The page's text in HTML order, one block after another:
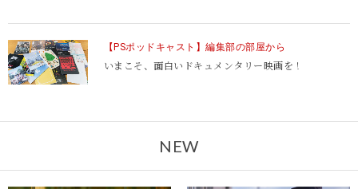
【PSポッドキャスト】編集部の部屋から
いまこそ、面白いドキュメンタリー映画を！
NEW